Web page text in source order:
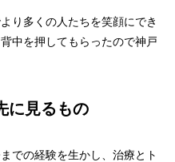
り多くの人たちを笑顔にでき
中を押してもらったので神戸
に見るもの
での経験を生かし、治療とト